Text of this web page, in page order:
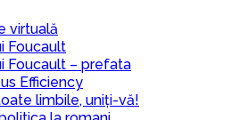
virtuală
Foucault
Foucault – prefata
Efficiency
limbile, uniți-vă!